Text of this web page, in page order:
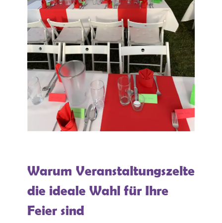
Warum Veranstaltungszelte
die ideale Wahl für Ihre
Feier sind